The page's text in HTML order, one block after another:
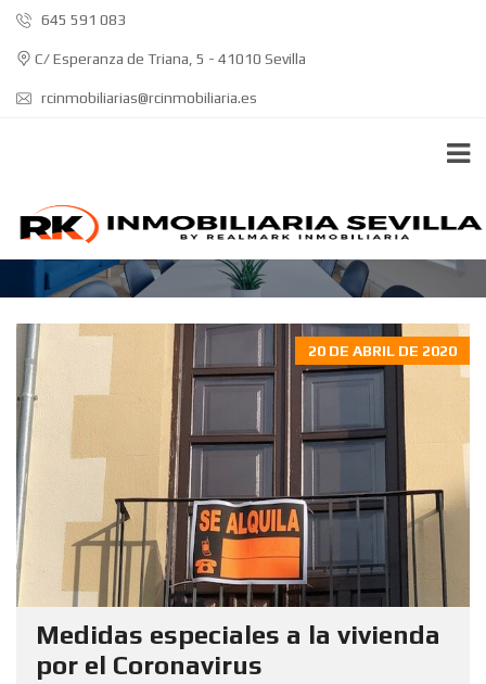
645 591 083
C/ Esperanza de Triana, 5 - 41010 Sevilla
rcinmobiliarias@rcinmobiliaria.es
MEDIDAS VIVIENDA SEVILLA
20 DE ABRIL DE 2020
Medidas especiales a la vivienda
por el Coronavirus